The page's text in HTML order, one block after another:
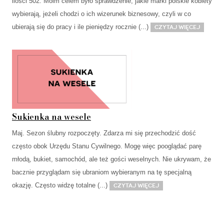
wybierają, jeżeli chodzi o ich wizerunek biznesowy, czyli w co
ubierają się do pracy i ile pieniędzy rocznie (...)
Czytaj więcej
Sukienka na wesele
Maj. Sezon ślubny rozpoczęty. Zdarza mi się przechodzić dość
często obok Urzędu Stanu Cywilnego. Mogę więc pooglądać parę
młodą, bukiet, samochód, ale też gości weselnych. Nie ukrywam, że
bacznie przyglądam się ubraniom wybieranym na tę specjalną
okazję. Często widzę totalne (...)
Czytaj więcej